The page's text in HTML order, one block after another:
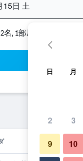
15日 土
, 1​部屋
日 月
2 3
9 10